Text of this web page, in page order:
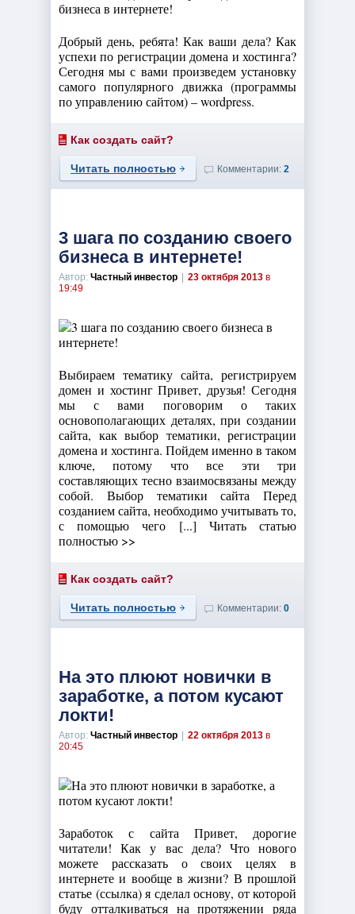
Добрый день, ребята! Как ваши дела? Как
успехи по регистрации домена и хостинга?
Сегодня мы с вами произведем установку
самого популярного движка (программы
по управлению сайтом) – wordpress.
Как создать сайт?
Читать полностью Комментарии: 2
3 шага по созданию своего
бизнеса в интернете!
Автор: Частный инвестор 23 октября 2013 в
19:49
Выбираем тематику сайта, регистрируем
домен и хостинг Привет, друзья! Сегодня
мы с вами поговорим о таких
основополагающих деталях, при создании
сайта, как выбор тематики, регистрации
домена и хостинга. Пойдем именно в таком
ключе, потому что все эти три
составляющих тесно взаимосвязаны между
собой. Выбор тематики сайта Перед
созданием сайта, необходимо учитывать то,
с помощью чего [...] Читать статью
полностью >>
Как создать сайт?
Читать полностью Комментарии: 0
На это плюют новички в
заработке, а потом кусают
локти!
Автор: Частный инвестор 22 октября 2013 в
20:45
Заработок с сайта Привет, дорогие
читатели! Как у вас дела? Что нового
можете рассказать о своих целях в
интернете и вообще в жизни? В прошлой
статье (ссылка) я сделал основу, от которой
буду отталкиваться на протяжении ряда